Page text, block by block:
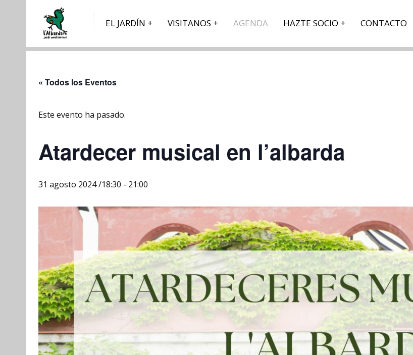
EL JARDÍN VISITANOS AGENDA HAZTE SOCIO CONTACTO
« Todos los Eventos
Este evento ha pasado.
Atardecer musical en l’albarda
31 agosto 2024 /18:30 - 21:00